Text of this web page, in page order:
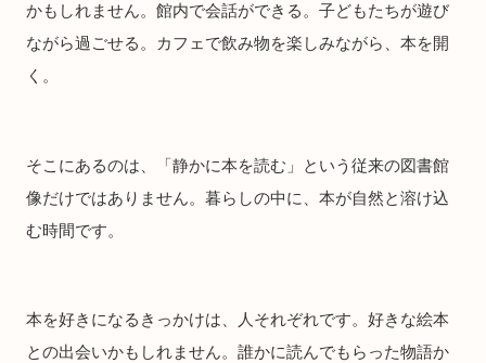
かもしれません。館内で会話ができる。子どもたちが遊び
ながら過ごせる。カフェで飲み物を楽しみながら、本を開
く。
そこにあるのは、「静かに本を読む」という従来の図書館
像だけではありません。暮らしの中に、本が自然と溶け込
む時間です。
本を好きになるきっかけは、人それぞれです。好きな絵本
との出会いかもしれません。誰かに読んでもらった物語か